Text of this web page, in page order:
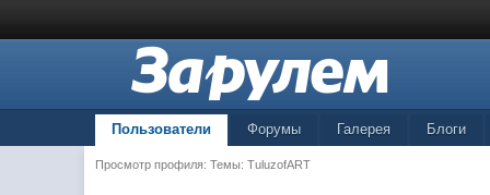
Пользователи Форумы Галерея Блоги
Просмотр профиля: Темы: TuluzofART